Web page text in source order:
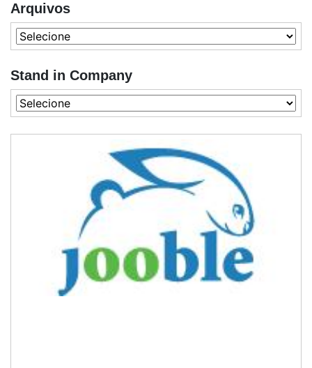
Arquivos
Stand in Company